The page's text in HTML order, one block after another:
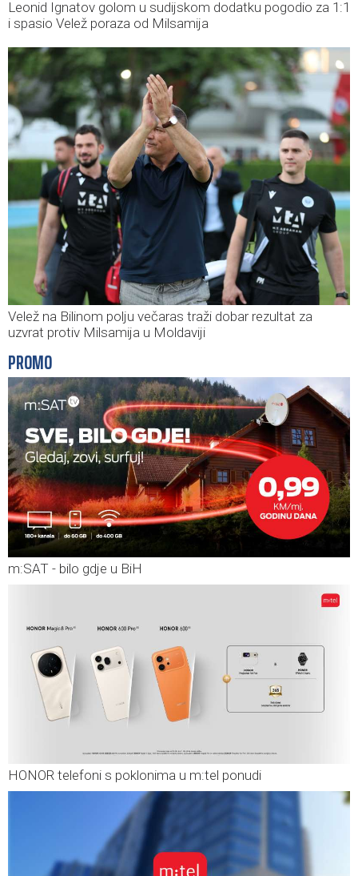
Leonid Ignatov golom u sudijskom dodatku pogodio za 1:1
i spasio Velež poraza od Milsamija
Velež na Bilinom polju večaras traži dobar rezultat za
uzvrat protiv Milsamija u Moldaviji
PROMO
m:SAT - bilo gdje u BiH
HONOR telefoni s poklonima u m:tel ponudi